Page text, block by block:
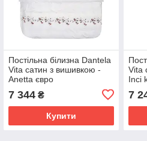
Постільна білизна Dantela
Vita сатин з вишивкою -
Anetta євро
7 344₴
Купити
Vita
Inci
7